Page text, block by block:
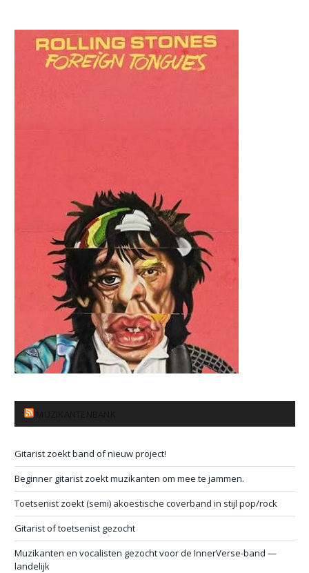
Gitarist zoekt band of nieuw project!
Beginner gitarist zoekt muzikanten om mee te jammen.
Toetsenist zoekt (semi) akoestische coverband in stijl pop/rock
Gitarist of toetsenist gezocht
Muzikanten en vocalisten gezocht voor de InnerVerse-band —
landelijk